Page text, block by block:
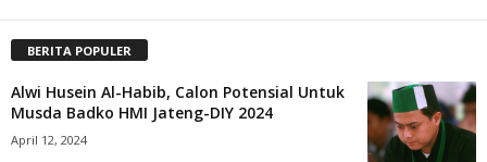
BERITA POPULER
Alwi Husein Al-Habib, Calon Potensial Untuk
Musda Badko HMI Jateng-DIY 2024
April 12, 2024